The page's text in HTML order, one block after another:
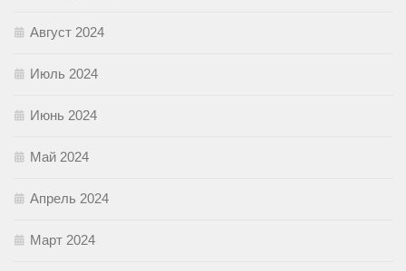
Август 2024
Июль 2024
Июнь 2024
Май 2024
Апрель 2024
Март 2024